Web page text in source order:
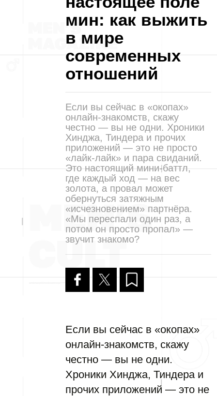
мин: как выжить
в мире
современных
отношений
Если вы сейчас в «окопах»
онлайн-знакомств, скажу
честно — вы не одни. Хроники
Хинджа, Тиндера и прочих
приложений — это не просто
«лайк-лайк» и пара свиданий.
Это настоящий мини-баттл,
где каждый ход — на вес
золота, а провал может
обернуться затяжным
«исчезновением» партнёра.
«Мы переспали один раз, а
потом он просто пропал» —
звучит знакомо?
Если вы сейчас в «окопах»
онлайн-знакомств, скажу
честно — вы не одни.
Хроники Хинджа, Тиндера и
прочих приложений — это не